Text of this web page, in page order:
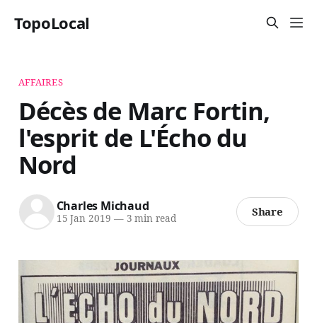
TopoLocal
AFFAIRES
Décès de Marc Fortin,
l'esprit de L'Écho du
Nord
Charles Michaud
15 Jan 2019 —3 min read Share